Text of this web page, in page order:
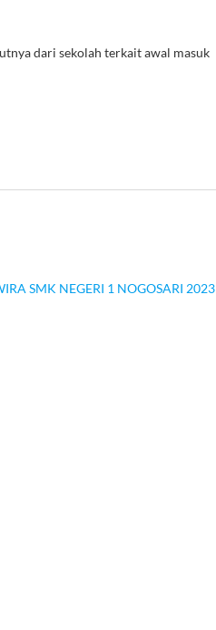
dari sekolah terkait awal masuk
SMK NEGERI 1 NOGOSARI 2023